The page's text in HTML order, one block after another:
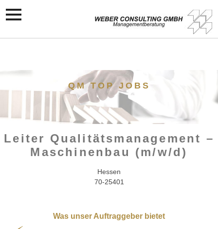
QM TOP JOBS
Leiter Qualitätsmanagement –
Maschinenbau (m/w/d)
Hessen
70-25401
Was unser Auftraggeber bietet